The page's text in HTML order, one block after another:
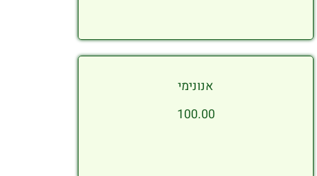
אנונימי
100.00